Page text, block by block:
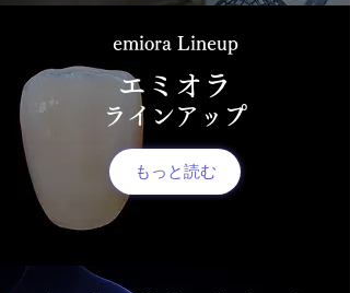
emiora Lineup
エミオラ
ラインアップ
もっと読む